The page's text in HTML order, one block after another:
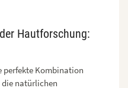
Hautforschung:
perfekte Kombination
die natürlichen